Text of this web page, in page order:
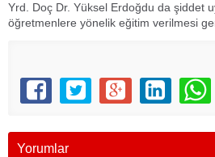
Yrd. Doç Dr. Yüksel Erdoğdu da şiddet
öğretmenlere yönelik eğitim verilmesi
Yorumlar